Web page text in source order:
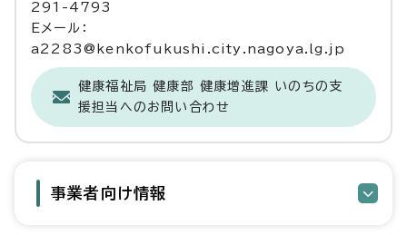
291-4793
Eメール：
a2283@kenkofukushi.city.nagoya.lg.jp
健康福祉局 健康部 健康増進課 いのちの支
援担当へのお問い合わせ
事業者向け情報